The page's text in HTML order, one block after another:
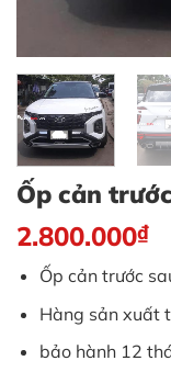
Ốp cản
2.800.000₫
Ốp cản trước
Hàng sản xuất
bảo hành 12